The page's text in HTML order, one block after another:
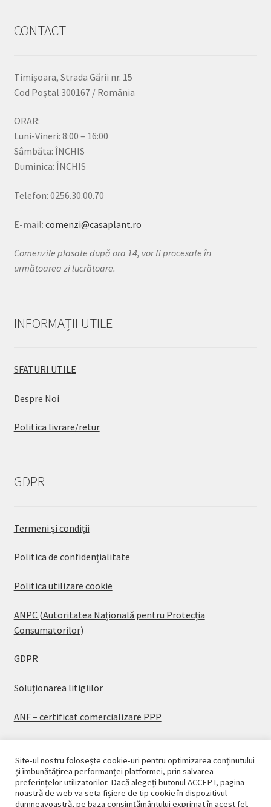
CONTACT
Timișoara, Strada Gării nr. 15
Cod Poștal 300167 / România
ORAR:
Luni-Vineri: 8:00 – 16:00
Sâmbăta: ÎNCHIS
Duminica: ÎNCHIS
Telefon: 0256.30.00.70
E-mail: comenzi@casaplant.ro
Comenzile plasate după ora 14, vor fi procesate în
următoarea zi lucrătoare.
INFORMAȚII UTILE
SFATURI UTILE
Despre Noi
Politica livrare/retur
GDPR
Termeni și condiții
Politica de confidențialitate
Politica utilizare cookie
ANPC (Autoritatea Națională pentru Protecția
Consumatorilor)
GDPR
Soluționarea litigiilor
ANF – certificat comercializare PPP
© CASAPLANT 2026
Site-ul nostru folosește cookie-uri pentru optimizarea conținutului
și îmbunătățirea performanței platformei, prin salvarea
preferințelor utilizatorilor. Dacă alegeți butonul ACCEPT, pagina
noastră de web va seta fișiere de tip cookie în dispozitivul
dumneavoastră, pe baza consimțământului exprimat în acest fel.